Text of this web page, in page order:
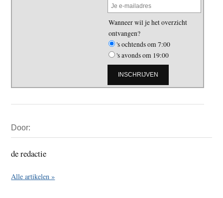
Wanneer wil je het overzicht
ontvangen?
's ochtends om 7:00
's avonds om 19:00
Sidebar
Door:
de redactie
Alle artikelen »